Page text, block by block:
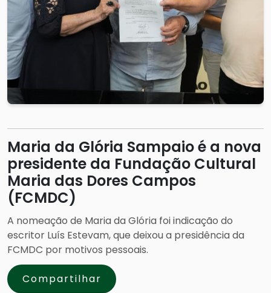
Maria da Glória Sampaio é a nova
presidente da Fundação Cultural
Maria das Dores Campos
(FCMDC)
A nomeação de Maria da Glória foi indicação do
escritor Luís Estevam, que deixou a presidência da
FCMDC por motivos pessoais.
Compartilhar